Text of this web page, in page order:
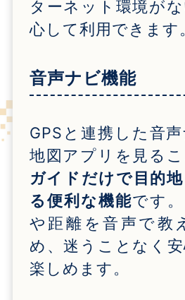
ターネット環境が
心して利用できます
音声ナビ機能
GPSと連携した音声
地図アプリを見る
ガイドだけで目的
る便利な機能です
や距離を音声で教
め、迷うことなく
楽しめます。